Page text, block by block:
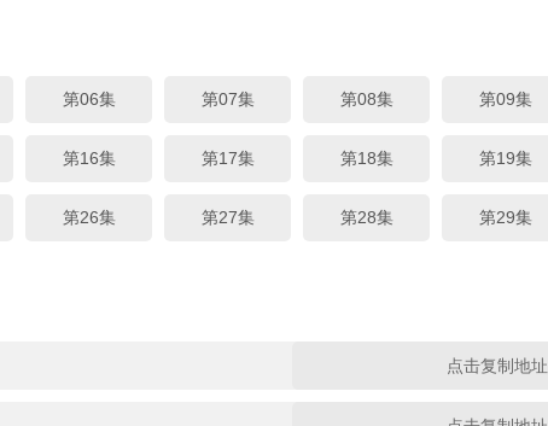
第06集 第07集 第08集 第09集
第16集 第17集 第18集 第19集
第26集 第27集 第28集 第29集
点击复制地址